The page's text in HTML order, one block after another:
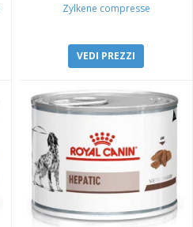
Zylkene compresse
VEDI PREZZI